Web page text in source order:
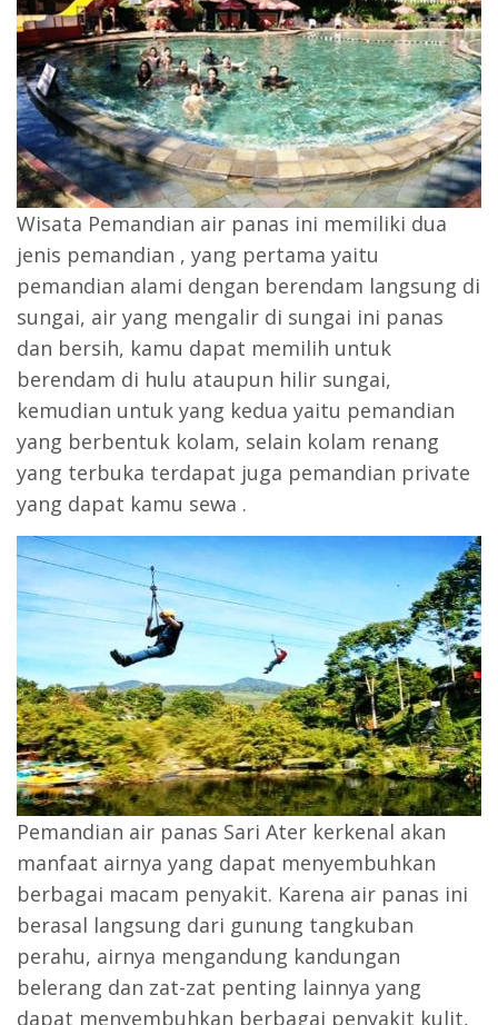
Wisata Pemandian air panas ini memiliki dua
jenis pemandian , yang pertama yaitu
pemandian alami dengan berendam langsung di
sungai, air yang mengalir di sungai ini panas
dan bersih, kamu dapat memilih untuk
berendam di hulu ataupun hilir sungai,
kemudian untuk yang kedua yaitu pemandian
yang berbentuk kolam, selain kolam renang
yang terbuka terdapat juga pemandian private
yang dapat kamu sewa .
Pemandian air panas Sari Ater kerkenal akan
manfaat airnya yang dapat menyembuhkan
berbagai macam penyakit. Karena air panas ini
berasal langsung dari gunung tangkuban
perahu, airnya mengandung kandungan
belerang dan zat-zat penting lainnya yang
dapat menyembuhkan berbagai penyakit kulit,